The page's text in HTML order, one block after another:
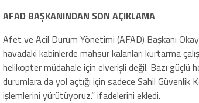
AFAD BAŞKANINDAN SON AÇIKLAMA
Afet ve Acil Durum Yönetimi (AFAD) Başkanı
havadaki kabinlerde mahsur kalanları kurtarma
helikopter müdahale için elverişli değil. Bazı güçlü
durumlara da yol açtığı için sadece Sahil Güvenlik
işlemlerini yürütüyoruz.” ifadelerini ekledi.